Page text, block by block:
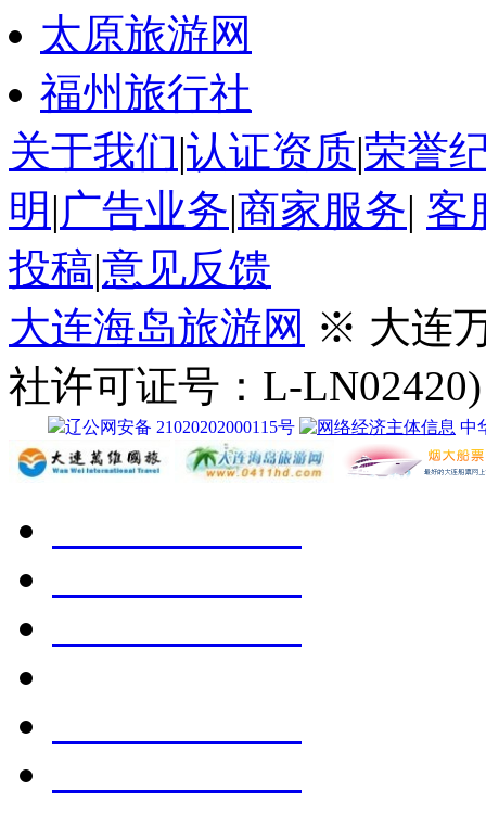
太原旅游网
福州旅行社
关于我们|认证资质|荣誉
明 |广告业务|商家服务| 客
投稿|意见反馈
大连海岛旅游网 ※ 大连
社许可证号：L-LN02420)
辽公网安备 21020202000115号 中